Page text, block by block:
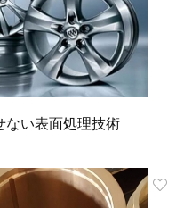
ない表面処理技術